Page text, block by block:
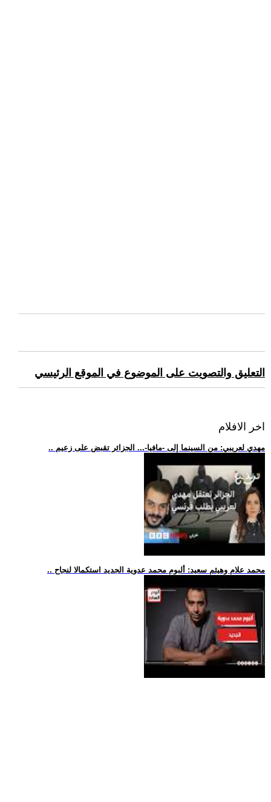
التعليق والتصويت على الموضوع في الموقع الرئيسي
اخر الافلام
.. مهدي لعريبي: من السينما إلى -مافيا-... الجزائر تقبض على زعيم
.. محمد علام وهيثم سعيد: ألبوم محمد عدوية الجديد استكمالا لنجاح